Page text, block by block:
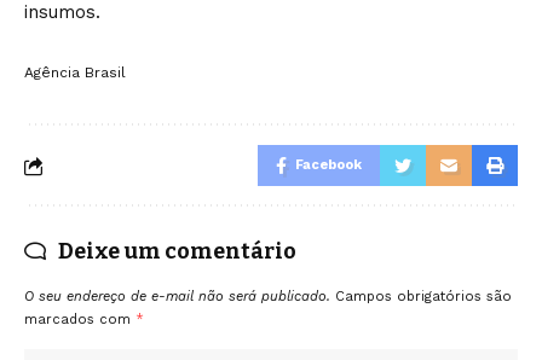
insumos.
Agência Brasil
Facebook
Deixe um comentário
O seu endereço de e-mail não será publicado. Campos obrigatórios são
marcados com *